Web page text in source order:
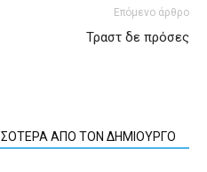
Επόμενο άρθρο
Τραστ δε πρόσες
ΑΠΟ ΤΟΝ ΔΗΜΙΟΥΡΓΟ